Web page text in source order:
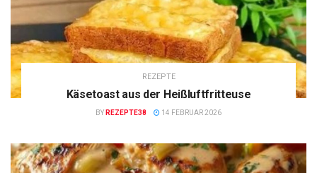
REZEPTE
Käsetoast aus der Heißluftfritteuse
BY REZEPTE38 14 FEBRUAR 2026